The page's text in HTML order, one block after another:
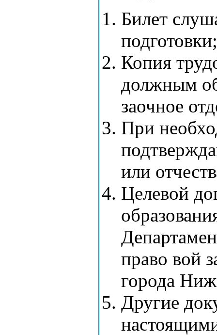
Билет
подготовки;
Копия
должным
заочное
При
или
Целевой
право вой
города
Другие